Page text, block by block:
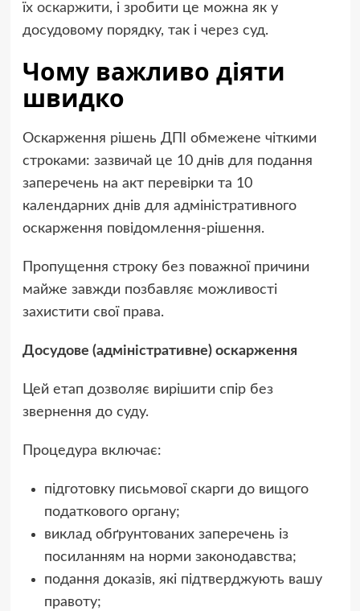
їх оскаржити, і зробити це можна як у
досудовому порядку, так і через суд.
Чому важливо діяти
швидко
Оскарження рішень ДПІ обмежене чіткими
строками: зазвичай це 10 днів для подання
заперечень на акт перевірки та 10
календарних днів для адміністративного
оскарження повідомлення-рішення.
Пропущення строку без поважної причини
майже завжди позбавляє можливості
захистити свої права.
Досудове (адміністративне) оскарження
Цей етап дозволяє вирішити спір без
звернення до суду.
Процедура включає:
підготовку письмової скарги до вищого
податкового органу;
виклад обґрунтованих заперечень із
посиланням на норми законодавства;
подання доказів, які підтверджують вашу
правоту;